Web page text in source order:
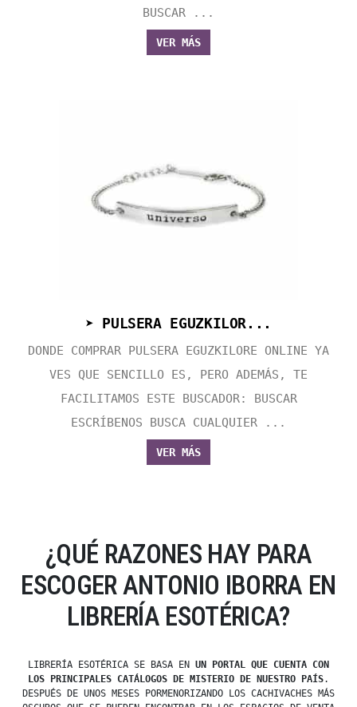
BUSCAR ...
VER MÁS
➤ PULSERA EGUZKILOR...
DONDE COMPRAR PULSERA EGUZKILORE ONLINE YA
VES QUE SENCILLO ES, PERO ADEMÁS, TE
FACILITAMOS ESTE BUSCADOR: BUSCAR
ESCRÍBENOS BUSCA CUALQUIER ...
VER MÁS
¿QUÉ RAZONES HAY PARA
ESCOGER ANTONIO IBORRA EN
LIBRERÍA ESOTÉRICA?
LIBRERÍA ESOTÉRICA SE BASA EN UN PORTAL QUE CUENTA CON
LOS PRINCIPALES CATÁLOGOS DE MISTERIO DE NUESTRO PAÍS.
DESPUÉS DE UNOS MESES PORMENORIZANDO LOS CACHIVACHES MÁS